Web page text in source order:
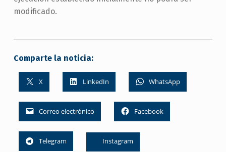
modificado.
Comparte la noticia:
X LinkedIn WhatsApp
Correo electrónico Facebook
Telegram Instagram